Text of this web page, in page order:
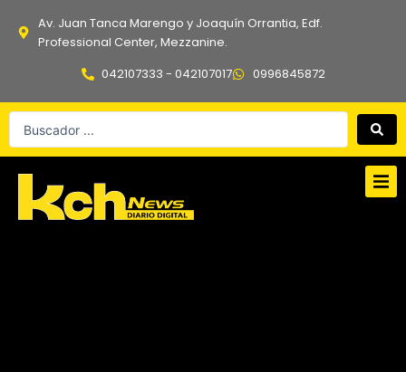
Av. Juan Tanca Marengo y Joaquín Orrantia, Edf.
Professional Center, Mezzanine.
042107333 - 042107017
0996845872
Search